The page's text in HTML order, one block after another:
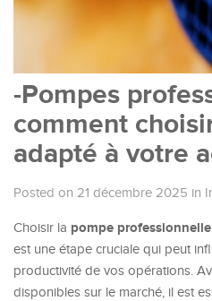
-Pompes
comment
adapté à votre
Posted on 21 décembre 2025 in
Choisir la pompe professionnelle
est une étape cruciale qui peut
productivité de vos opérations.
disponibles sur le marché, il est